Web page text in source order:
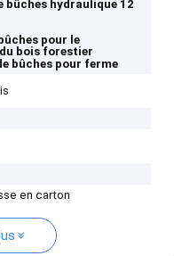
bûches hydraulique 12
pour le
bois forestier
bûches pour ferme
en carton